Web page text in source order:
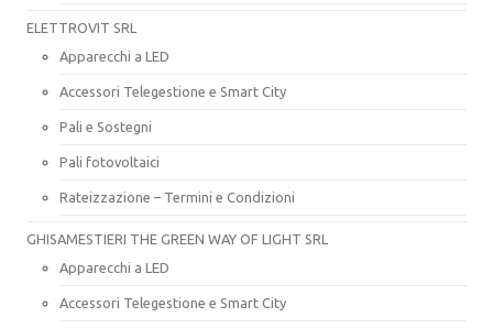
ELETTROVIT SRL
Apparecchi a LED
Accessori Telegestione e Smart City
Pali e Sostegni
Pali fotovoltaici
Rateizzazione – Termini e Condizioni
GHISAMESTIERI THE GREEN WAY OF LIGHT SRL
Apparecchi a LED
Accessori Telegestione e Smart City